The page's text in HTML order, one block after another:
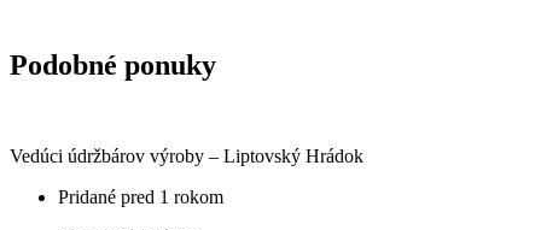
Podobné ponuky
Vedúci údržbárov výroby – Liptovský Hrádok
Pridané pred 1 rokom